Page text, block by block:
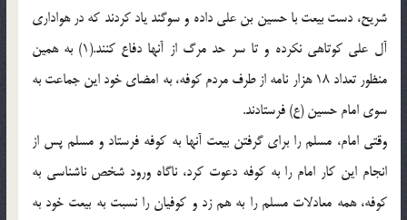
شریح، دست بیعت با حسین بن علی داده و سوگند یاد کردند که در هواداری
آل علی کوتاهی نکرده و تا سر حد مرگ از آنها دفاع کنند.(1) به همین
منظور تعداد 18 هزار نامه از طرف مردم کوفه، به امضای خود این جماعت به
سوی امام حسین (ع) فرستادند.
وقتی امام، مسلم را برای گرفتن بیعت آنها به کوفه فرستاد و مسلم پس از
انجام این کار امام را به کوفه دعوت کرد، ناگاه ورود شخص ناشناسی به
کوفه، همه معادلات مسلم را به هم زد و کوفیان را نسبت به بیعت خود به